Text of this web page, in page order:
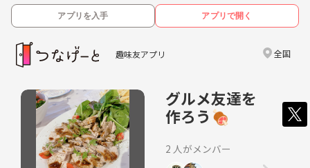
アプリを入手 アプリで開く
趣味友アプリ 全国
グルメ友達を
作ろう🍖
2 人がメンバー